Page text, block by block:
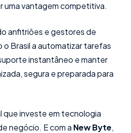
uma vantagem competitiva.
anfitriões e gestores de
Brasil a automatizar tarefas
instantâneo e manter
segura e preparada para
que investe em tecnologia
negócio. E com a New Byte,